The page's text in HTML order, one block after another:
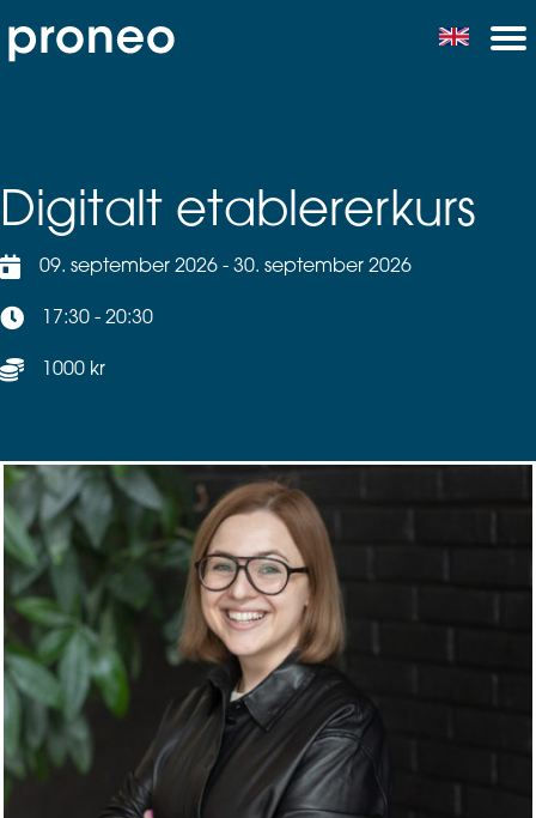
Digitalt etablererkurs
09. september 2026 - 30. september 2026
17:30 - 20:30
1000 kr